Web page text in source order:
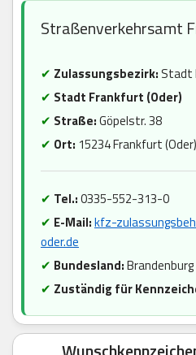
Straßenverkehrsamt
✔ Zulassungsbezirk: Stadt
✔ Stadt Frankfurt (Oder)
✔ Straße:Göpelstr. 38
✔ Ort: 15234 Frankfurt (Oder)
✔ Tel.:0335-552-313-0
✔ E-Mail:kfz-
oder.de
✔ Bundesland:Brandenburg
✔ Zuständig für